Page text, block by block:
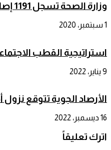
وزارة الصحة تسجل 1191 إصابة و43 حالة وفاة بسبب كورونا
1 سبتمبر، 2020
استراتيجية القطب الاجتماعي 2021 – 2026 محور زيارة “عواطف حيار” الوزيرة انزكان
9 يناير، 2022
الأرصاد الجوية تتوقع
16 ديسمبر، 2022
اترك تعليقاً